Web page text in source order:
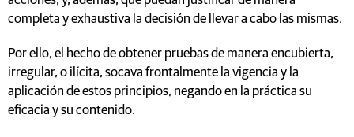
completa y exhaustiva la decisión de llevar a cabo las mismas.
Por ello, el hecho de obtener pruebas de manera encubierta,
irregular, o ilícita, socava frontalmente la vigencia y la
aplicación de estos principios, negando en la práctica su
eficacia y su contenido.